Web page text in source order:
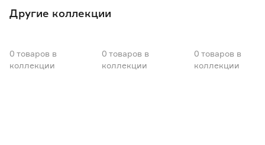
Другие коллекции
0 товаров в
коллекции
0 товаров в
коллекции
0 товаров в
коллекции